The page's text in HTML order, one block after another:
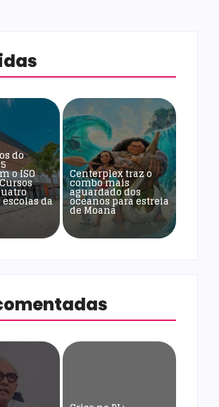
do
o ISO
da
Centerplex traz o
combo mais
aguardado dos
oceanos para estreia
de Moana